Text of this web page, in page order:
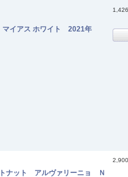
イアス ホワイト 2021年
ナット アルヴァリーニョ Ｎ